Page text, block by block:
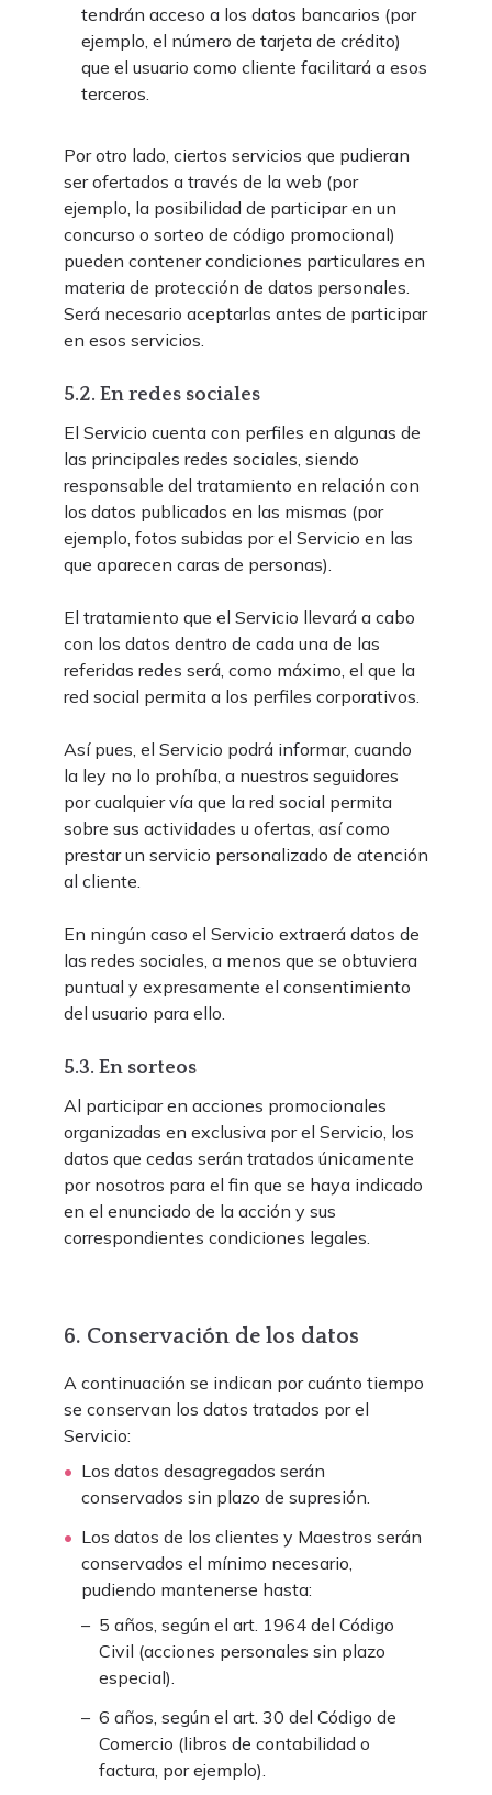
tendrán acceso a los datos bancarios (por
ejemplo, el número de tarjeta de crédito)
que el usuario como cliente facilitará a esos
terceros.
Por otro lado, ciertos servicios que pudieran
ser ofertados a través de la web (por
ejemplo, la posibilidad de participar en un
concurso o sorteo de código promocional)
pueden contener condiciones particulares en
materia de protección de datos personales.
Será necesario aceptarlas antes de participar
en esos servicios.
5.2. En redes sociales
El Servicio cuenta con perfiles en algunas de
las principales redes sociales, siendo
responsable del tratamiento en relación con
los datos publicados en las mismas (por
ejemplo, fotos subidas por el Servicio en las
que aparecen caras de personas).
El tratamiento que el Servicio llevará a cabo
con los datos dentro de cada una de las
referidas redes será, como máximo, el que la
red social permita a los perfiles corporativos.
Así pues, el Servicio podrá informar, cuando
la ley no lo prohíba, a nuestros seguidores
por cualquier vía que la red social permita
sobre sus actividades u ofertas, así como
prestar un servicio personalizado de atención
al cliente.
En ningún caso el Servicio extraerá datos de
las redes sociales, a menos que se obtuviera
puntual y expresamente el consentimiento
del usuario para ello.
5.3. En sorteos
Al participar en acciones promocionales
organizadas en exclusiva por el Servicio, los
datos que cedas serán tratados únicamente
por nosotros para el fin que se haya indicado
en el enunciado de la acción y sus
correspondientes condiciones legales.
6. Conservación de los datos
A continuación se indican por cuánto tiempo
se conservan los datos tratados por el
Servicio:
Los datos desagregados serán
conservados sin plazo de supresión.
Los datos de los clientes y Maestros serán
conservados el mínimo necesario,
pudiendo mantenerse hasta:
5 años, según el art. 1964 del Código
Civil (acciones personales sin plazo
especial).
6 años, según el art. 30 del Código de
Comercio (libros de contabilidad o
factura, por ejemplo).